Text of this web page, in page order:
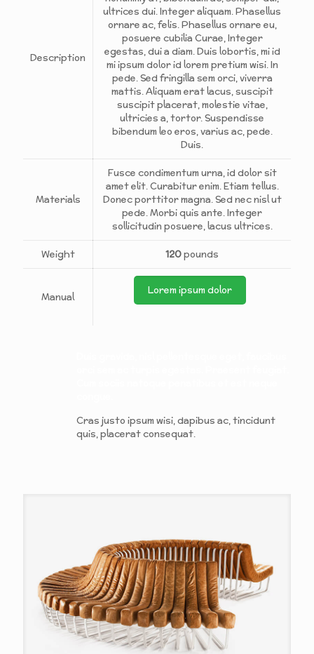
Description
ultrices dui. Integer aliquam. Phasellus
ornare ac, felis. Phasellus ornare eu,
posuere cubilia Curae, Integer
egestas, dui a diam. Duis lobortis, mi id
mi ipsum dolor id lorem pretium wisi. In
pede. Sed fringilla sem orci, viverra
mattis. Aliquam erat lacus, suscipit
suscipit placerat, molestie vitae,
ultricies a, tortor. Suspendisse
bibendum leo eros, varius ac, pede.
Duis.
Materials
Fusce condimentum urna, id dolor sit
amet elit. Curabitur enim. Etiam tellus.
Donec porttitor magna. Sed nec nisl ut
pede. Morbi quis ante. Integer
sollicitudin posuere, lacus ultrices.
Weight 120pounds
Manual
Lorem ipsum dolor
Cras justo ipsum wisi, dapibus ac, tincidunt
quis, placerat consequat.